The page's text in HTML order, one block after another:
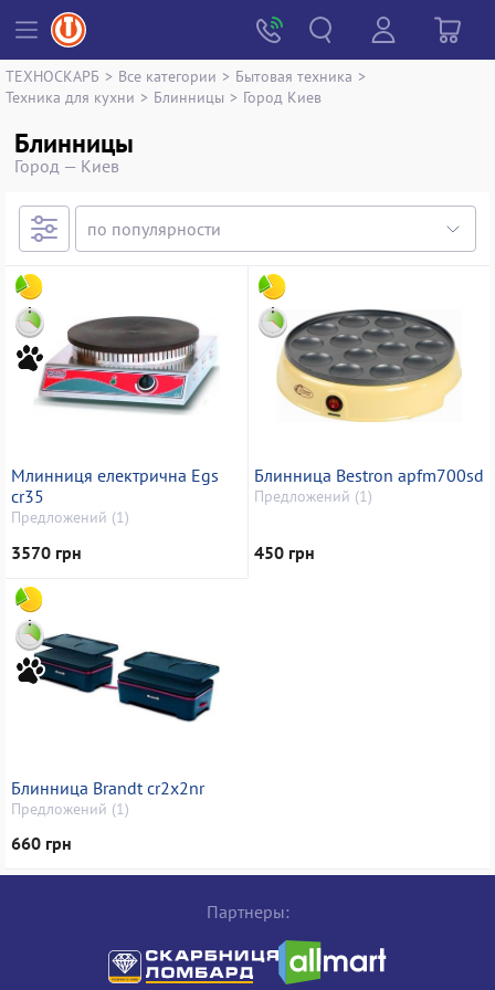
ТЕХНОСКАРБ > Все категории > Бытовая техника >
Техника для кухни > Блинницы > Город Киев
Блинницы
Город — Киев
Млинниця електрична Egs
cr35
Предложений (1)
3570 грн
Блинница Bestron apfm700sd
Предложений (1)
450 грн
Блинница Brandt cr2x2nr
Предложений (1)
660 грн
Партнеры: